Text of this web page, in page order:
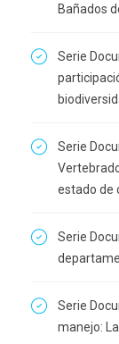
Bañados
Serie
Serie
estado de
Serie
Serie
manejo: